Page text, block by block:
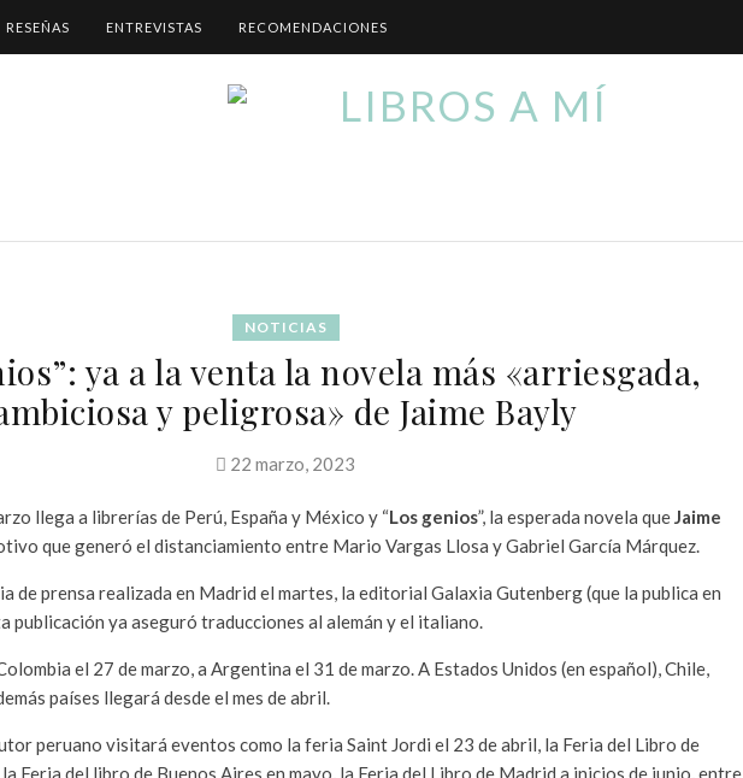
RESEÑAS ENTREVISTAS RECOMENDACIONES
NOTICIAS
ya a la venta la novela más «arriesgada,
y peligrosa» de Jaime Bayly
22 marzo, 2023
llega a librerías de Perú, España y México y “Los genios”, la esperada novela queJaime
que generó el distanciamiento entre Mario Vargas Llosa y Gabriel García Márquez.
de prensa realizada en Madrid el martes, la editorial Galaxia Gutenberg (que la publica en
publicación ya aseguró traducciones al alemán y el italiano.
el 27 de marzo, a Argentina el 31 de marzo. A Estados Unidos (en español), Chile,
países llegará desde el mes de abril.
peruano visitará eventos como la feria Saint Jordi el 23 de abril, la Feria del Libro de
Feria del libro de Buenos Aires en mayo, la Feria del Libro de Madrid a inicios de junio, entre